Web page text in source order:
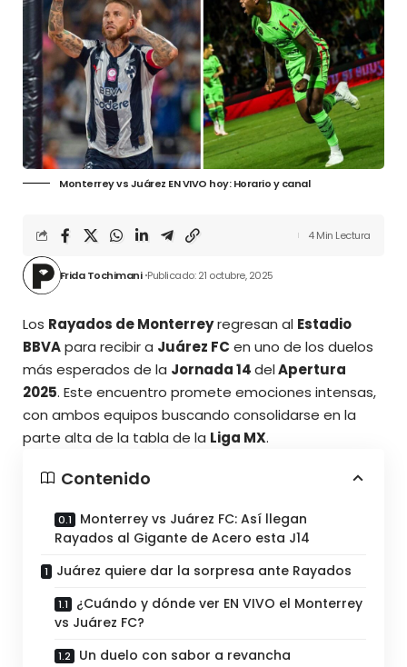
Monterrey vs Juárez EN VIVO hoy: Horario y canal
Frida Tochimani Publicado: 21 octubre, 2025
4 Min Lectura
Los Rayados de Monterreyregresan al Estadio
BBVApara recibir a Juárez FC en uno de los duelos
más esperados de la Jornada 14delApertura
2025. Este encuentro promete emociones intensas,
con ambos equipos buscando consolidarse en la
parte alta de la tabla de la Liga MX.
Contenido
Monterrey vs Juárez FC: Así llegan
Rayados al Gigante de Acero esta J14
Juárez quiere dar la sorpresa ante Rayados
¿Cuándo y dónde ver EN VIVO el Monterrey
vs Juárez FC?
Un duelo con sabor a revancha